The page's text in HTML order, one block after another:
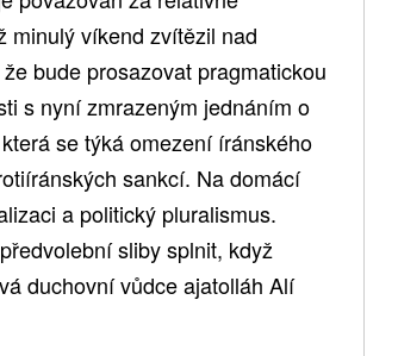
minulý víkend zvítězil nad
bude prosazovat pragmatickou
s nyní zmrazeným jednáním o
se týká omezení íránského
sankcí. Na domácí
a politický pluralismus.
sliby splnit, když
duchovní vůdce ajatolláh Alí